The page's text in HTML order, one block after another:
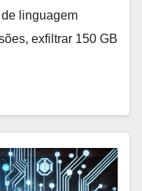
linguagem
exfiltrar 150 GB